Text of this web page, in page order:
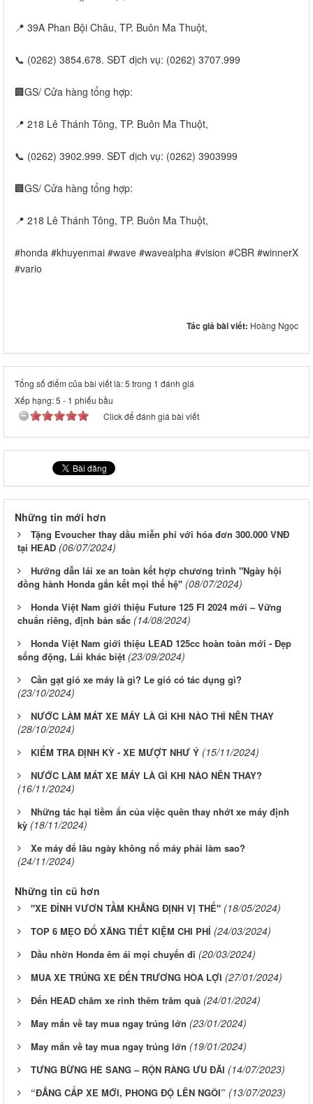
📍 39A Phan Bội Châu, TP. Buôn Ma Thuột,
📞 (0262) 3854.678. SĐT dịch vụ: (0262) 3707.999
🏢GS/ Cửa hàng tổng hợp:
📍 218 Lê Thánh Tông, TP. Buôn Ma Thuột,
📞 (0262) 3902.999. SĐT dịch vụ: (0262) 3903999
🏢GS/ Cửa hàng tổng hợp:
📍 218 Lê Thánh Tông, TP. Buôn Ma Thuột,
#honda #khuyenmai #wave #wavealpha #vision #CBR #winnerX
#vario
Tác giả bài viết: Hoàng Ngọc
Tổng số điểm của bài viết là: 5 trong 1 đánh giá
Xếp hạng:5 - 1 phiếu bầu
Click để đánh giá bài viết
Những tin mới hơn
Tặng Evoucher thay dầu miễn phí với hóa đơn 300.000 VNĐ
tại HEAD (06/07/2024)
Hướng dẫn lái xe an toàn kết hợp chương trình "Ngày hội
đồng hành Honda gắn kết mọi thế hệ" (08/07/2024)
Honda Việt Nam giới thiệu Future 125 FI 2024 mới – Vững
chuẩn riêng, định bản sắc (14/08/2024)
Honda Việt Nam giới thiệu LEAD 125cc hoàn toàn mới - Đẹp
sống động, Lái khác biệt (23/09/2024)
Cần gạt gió xe máy là gì? Le gió có tác dụng gì?
(23/10/2024)
NƯỚC LÀM MÁT XE MÁY LÀ GÌ KHI NÀO THÌ NÊN THAY
(28/10/2024)
KIỂM TRA ĐỊNH KỲ - XE MƯỢT NHƯ Ý (15/11/2024)
NƯỚC LÀM MÁT XE MÁY LÀ GÌ KHI NÀO NÊN THAY?
(16/11/2024)
Những tác hại tiềm ẩn của việc quên thay nhớt xe máy định
kỳ (18/11/2024)
Xe máy để lâu ngày không nổ máy phải làm sao?
(24/11/2024)
Những tin cũ hơn
"XE ĐỈNH VƯƠN TẦM KHẲNG ĐỊNH VỊ THẾ" (18/05/2024)
TOP 6 MẸO ĐỔ XĂNG TIẾT KIỆM CHI PHÍ (24/03/2024)
Dầu nhờn Honda êm ái mọi chuyến đi (20/03/2024)
MUA XE TRÚNG XE ĐẾN TRƯƠNG HÒA LỢI (27/01/2024)
Đến HEAD chăm xe rinh thêm trăm quà (24/01/2024)
May mắn về tay mua ngay trúng lớn (23/01/2024)
May mắn về tay mua ngay trúng lớn (19/01/2024)
TƯNG BỪNG HÈ SANG – RỘN RÀNG ƯU ĐÃI (14/07/2023)
“ĐẲNG CẤP XE MỚI, PHONG ĐỘ LÊN NGÔI” (13/07/2023)